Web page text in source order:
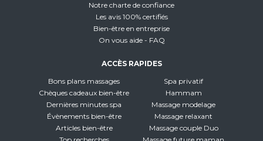
Notre charte de confiance
Les avis 100% certifiés
Bien-être en entreprise
On vous aide - FAQ
ACCÈS RAPIDES
Bons plans massages
Chèques cadeaux bien-être
Dernières minutes spa
Évènements bien-être
Articles bien-être
Spa privatif
Hammam
Massage modelage
Massage relaxant
Massage couple Duo